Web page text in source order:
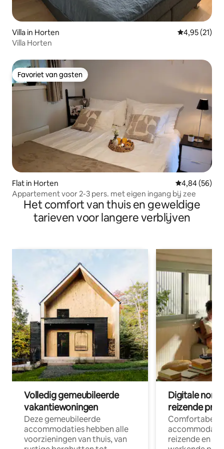
Villa in Horten Gemiddelde
4,95 (21)
Villa Horten
Favoriet van gasten
Favoriet van gasten
Flat in Horten Gemiddelde
4,84 (56)
Appartement voor 2-3 pers. met eigen ingang bij zee
Het comfort van thuis en geweldige
tarieven voor langere verblijven
Volledig gemeubileerde
vakantiewoningen
Deze gemeubileerde
accommodaties hebben alle
voorzieningen van thuis, van
Digitale
reizende
Comfortabele
reizende en